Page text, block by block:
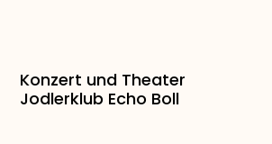
Konzert und Theater
Jodlerklub Echo Boll